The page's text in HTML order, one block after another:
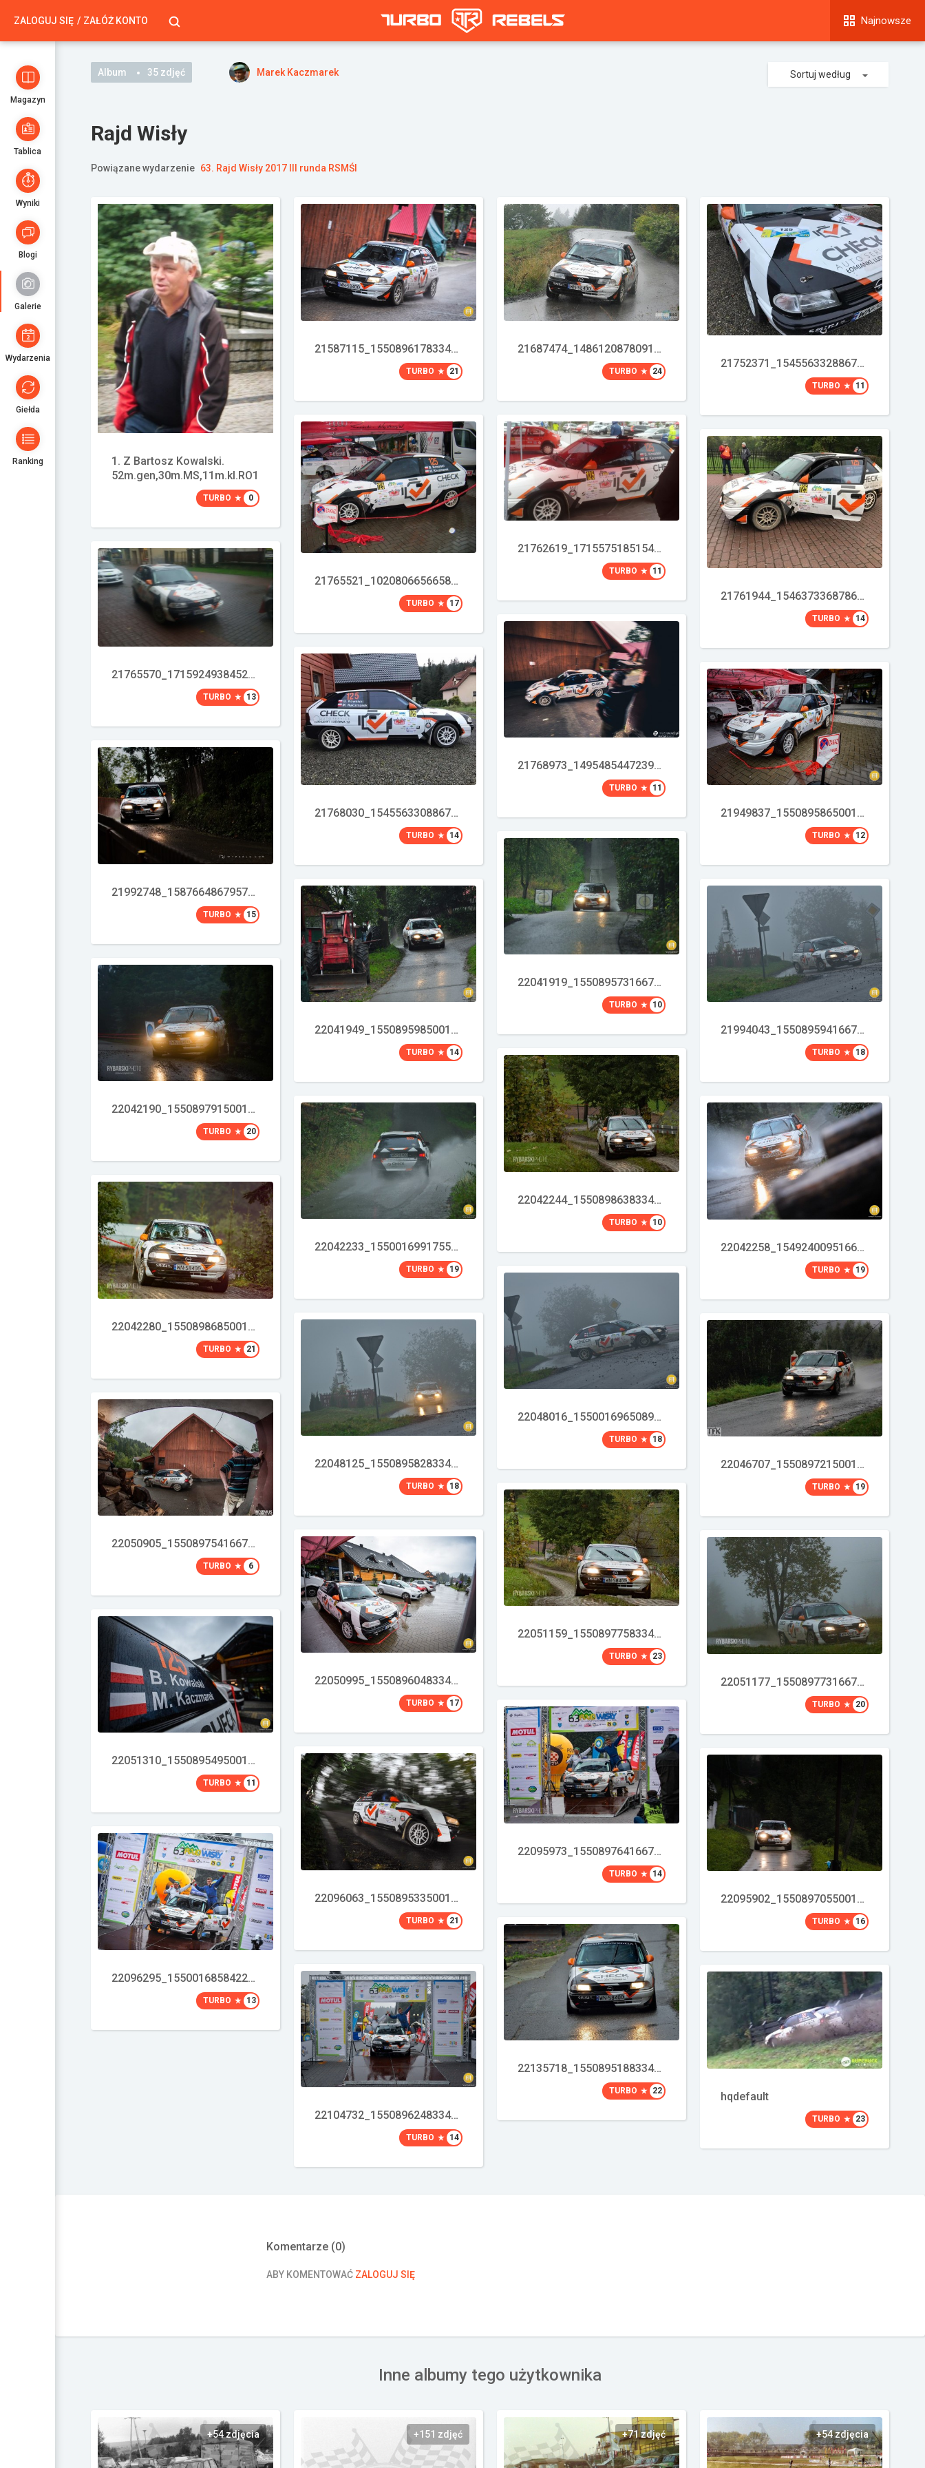
ZALOGUJ SIĘ ZAŁÓŻ KONTO Najnowsze
Magazyn
Tablica
Wyniki
Blogi
Galerie
Wydarzenia
Giełda
Ranking
Album 35 zdjęć Marek Kaczmarek Sortuj według
Rajd Wisły
Powiązane wydarzenie 63. Rajd Wisły 2017 III runda RSMŚl
21752371_1545563328867906_7075136345857969077_n
TURBO 11
21761944_1546373368786902_7451872001342883559_n
TURBO 14
21949837_1550895865001319_16521517052979684_o
TURBO 12
21994043_1550895941667978_3863366173576105196_o
TURBO 18
22042258_1549240095166896_6188837557727350097_o
TURBO 19
22046707_1550897215001184_3961206170241058028_n
TURBO 19
22051177_1550897731667799_5714246003954620255_o
TURBO 20
22095902_1550897055001200_926067925066017727_o
TURBO 16
hqdefault
TURBO 23
21687474_1486120878091127_5133010975040738853_n
TURBO 24
21762619_1715575185154113_1041129259599855418_o
TURBO 11
21768973_1495485447239701_5563031821109278331_o
TURBO 11
22041919_1550895731667999_2135035636553092100_o
TURBO 10
22042244_1550898638334375_4941824015790371395_o
TURBO 10
22048016_1550016965089209_2807946370798064879_o
TURBO 18
22051159_1550897758334463_8230245181150323605_o
TURBO 23
22095973_1550897641667808_3229933369983294139_o
TURBO 14
22135718_1550895188334720_7728142673444729624_o
TURBO 22
21587115_1550896178334621_7903405573035044323_o
TURBO 21
21765521_10208066566582493_4978891207127344410_o
TURBO 17
21768030_1545563308867908_4629532598267349095_n
TURBO 14
22041949_1550895985001307_7366616439306366502_o
TURBO 14
22042233_1550016991755873_4564217600174360993_o
TURBO 19
22048125_1550895828334656_8074753935583006903_o
TURBO 18
22050995_1550896048334634_5415036943561664475_o
TURBO 17
22096063_1550895335001372_3633997716696986270_o
TURBO 21
22104732_1550896248334614_2991372368115330088_o
TURBO 14
1. Z Bartosz Kowalski.
52m.gen,30m.MS,11m.kl.RO1
TURBO 0
21765570_1715924938452471_8644543784252630974_o
TURBO 13
21992748_1587664867957970_5595123905427932399_o
TURBO 15
22042190_1550897915001114_873559796915177048_o
TURBO 20
22042280_1550898685001037_8965539403203743208_o
TURBO 21
22050905_1550897541667818_3756144195013648589_o
TURBO 6
22051310_1550895495001356_8864165422971377548_o
TURBO 11
22096295_1550016858422553_752452083856599308_o
TURBO 13
Komentarze (0)
ABY KOMENTOWAĆ ZALOGUJ SIĘ
Inne albumy tego użytkownika
+54 zdjęcia +151 zdjęć +71 zdjęć +54 zdjęcia